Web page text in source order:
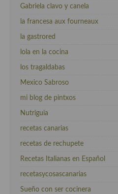
Gabriela clavo y canela
la francesa aux fourneaux
la gastrored
lola en la cocina
los tragaldabas
Mexico Sabroso
mi blog de pintxos
Nutriguia
recetas canarias
recetas de rechupete
Recetas Italianas en Español
recetasycosascanarias
Sueño con ser cocinera